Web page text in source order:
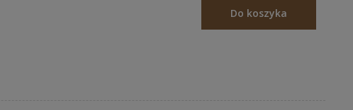
Do koszyka